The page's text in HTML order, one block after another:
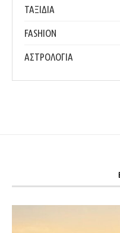
ΤΑΞΙΔΙΑ
FASHION
ΑΣΤΡΟΛΟΓΙΑ